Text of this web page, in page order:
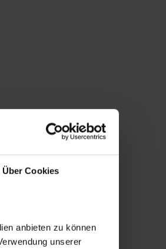
Über Cookies
anbieten zu können
unserer